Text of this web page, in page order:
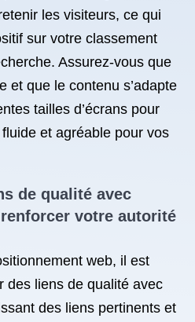
les visiteurs, ce qui
sur votre classement
Assurez-vous que
et que le contenu s’adapte
tailles d’écrans pour
et agréable pour vos
de qualité avec
votre autorité
web, il est
des liens de qualité avec
des liens pertinents et